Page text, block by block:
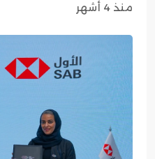
منذ 4 أشهر